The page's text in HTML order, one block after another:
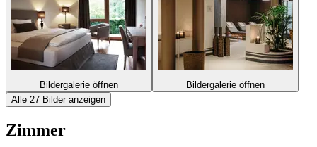
Bildergalerie öffnen
Bildergalerie öffnen
Alle 27 Bilder anzeigen
Zimmer